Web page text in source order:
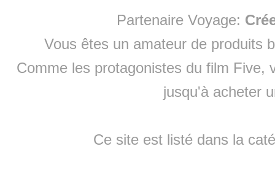
Partenaire Voyage:
Vous êtes un amateur de produits
Comme les protagonistes du film Five,
jusqu'à acheter
Ce site est listé dans la